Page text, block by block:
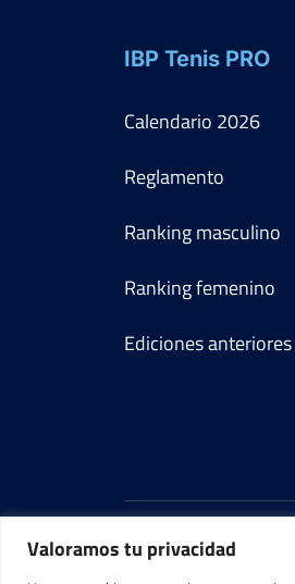
Valoramos tu privacidad
IBP Tenis PRO
Calendario 2026
Reglamento
Ranking masculino
Ranking femenino
Ediciones anteriores